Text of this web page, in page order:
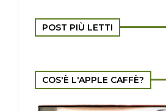
POST PIÙ LETTI
COS'È L'APPLE CAFFÈ?